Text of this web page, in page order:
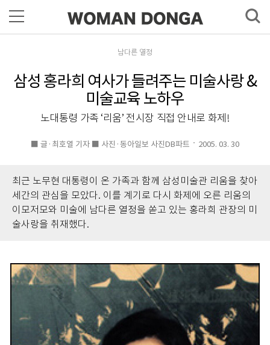
남다른 열정
삼성 홍라희 여사가 들려주는 미술사랑 &
미술교육 노하우
노대통령 가족 ‘리움’ 전시장 직접 안내로 화제!
■ 글·최호열 기자 ■ 사진·동아일보 사진DB파트 2005. 03. 30
최근 노무현 대통령이 온 가족과 함께 삼성미술관 리움을 찾아
세간의 관심을 모았다. 이를 계기로 다시 화제에 오른 리움의
이모저모와 미술에 남다른 열정을 쏟고 있는 홍라희 관장의 미
술사랑을 취재했다.